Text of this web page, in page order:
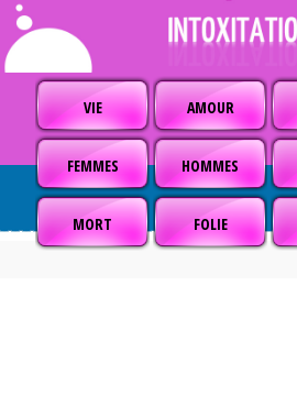
VIE AMOUR
FEMMES HOMMES
MORT FOLIE